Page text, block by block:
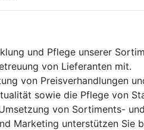
und Pflege unserer
von Lieferanten mit.
von Preisverhandlungen
sowie die Pflege von
von Sortiments-
Marketing unterstützen Sie